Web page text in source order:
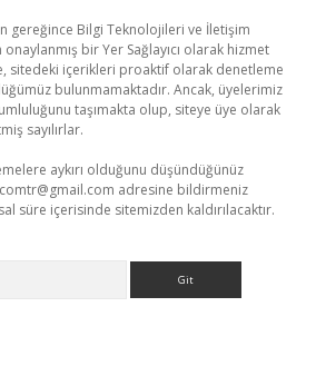
gereğince Bilgi Teknolojileri ve İletişim
bir Yer Sağlayıcı olarak hizmet
sitedeki içerikleri proaktif olarak denetleme
bulunmamaktadır. Ancak, üyelerimiz
taşımakta olup, siteye üye olarak
sayılırlar.
aykırı olduğunu düşündüğünüz
adresine bildirmeniz
süre içerisinde sitemizden kaldırılacaktır.